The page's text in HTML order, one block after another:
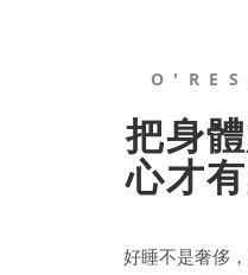
把身
心才
好睡不是奢侈